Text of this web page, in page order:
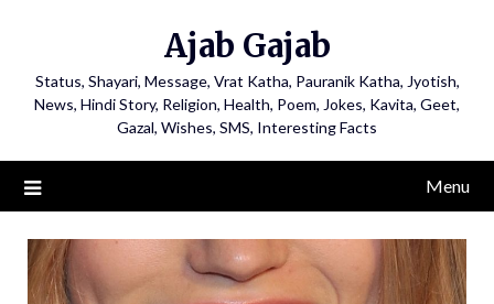
Ajab Gajab
Status, Shayari, Message, Vrat Katha, Pauranik Katha, Jyotish,
News, Hindi Story, Religion, Health, Poem, Jokes, Kavita, Geet,
Gazal, Wishes, SMS, Interesting Facts
Menu